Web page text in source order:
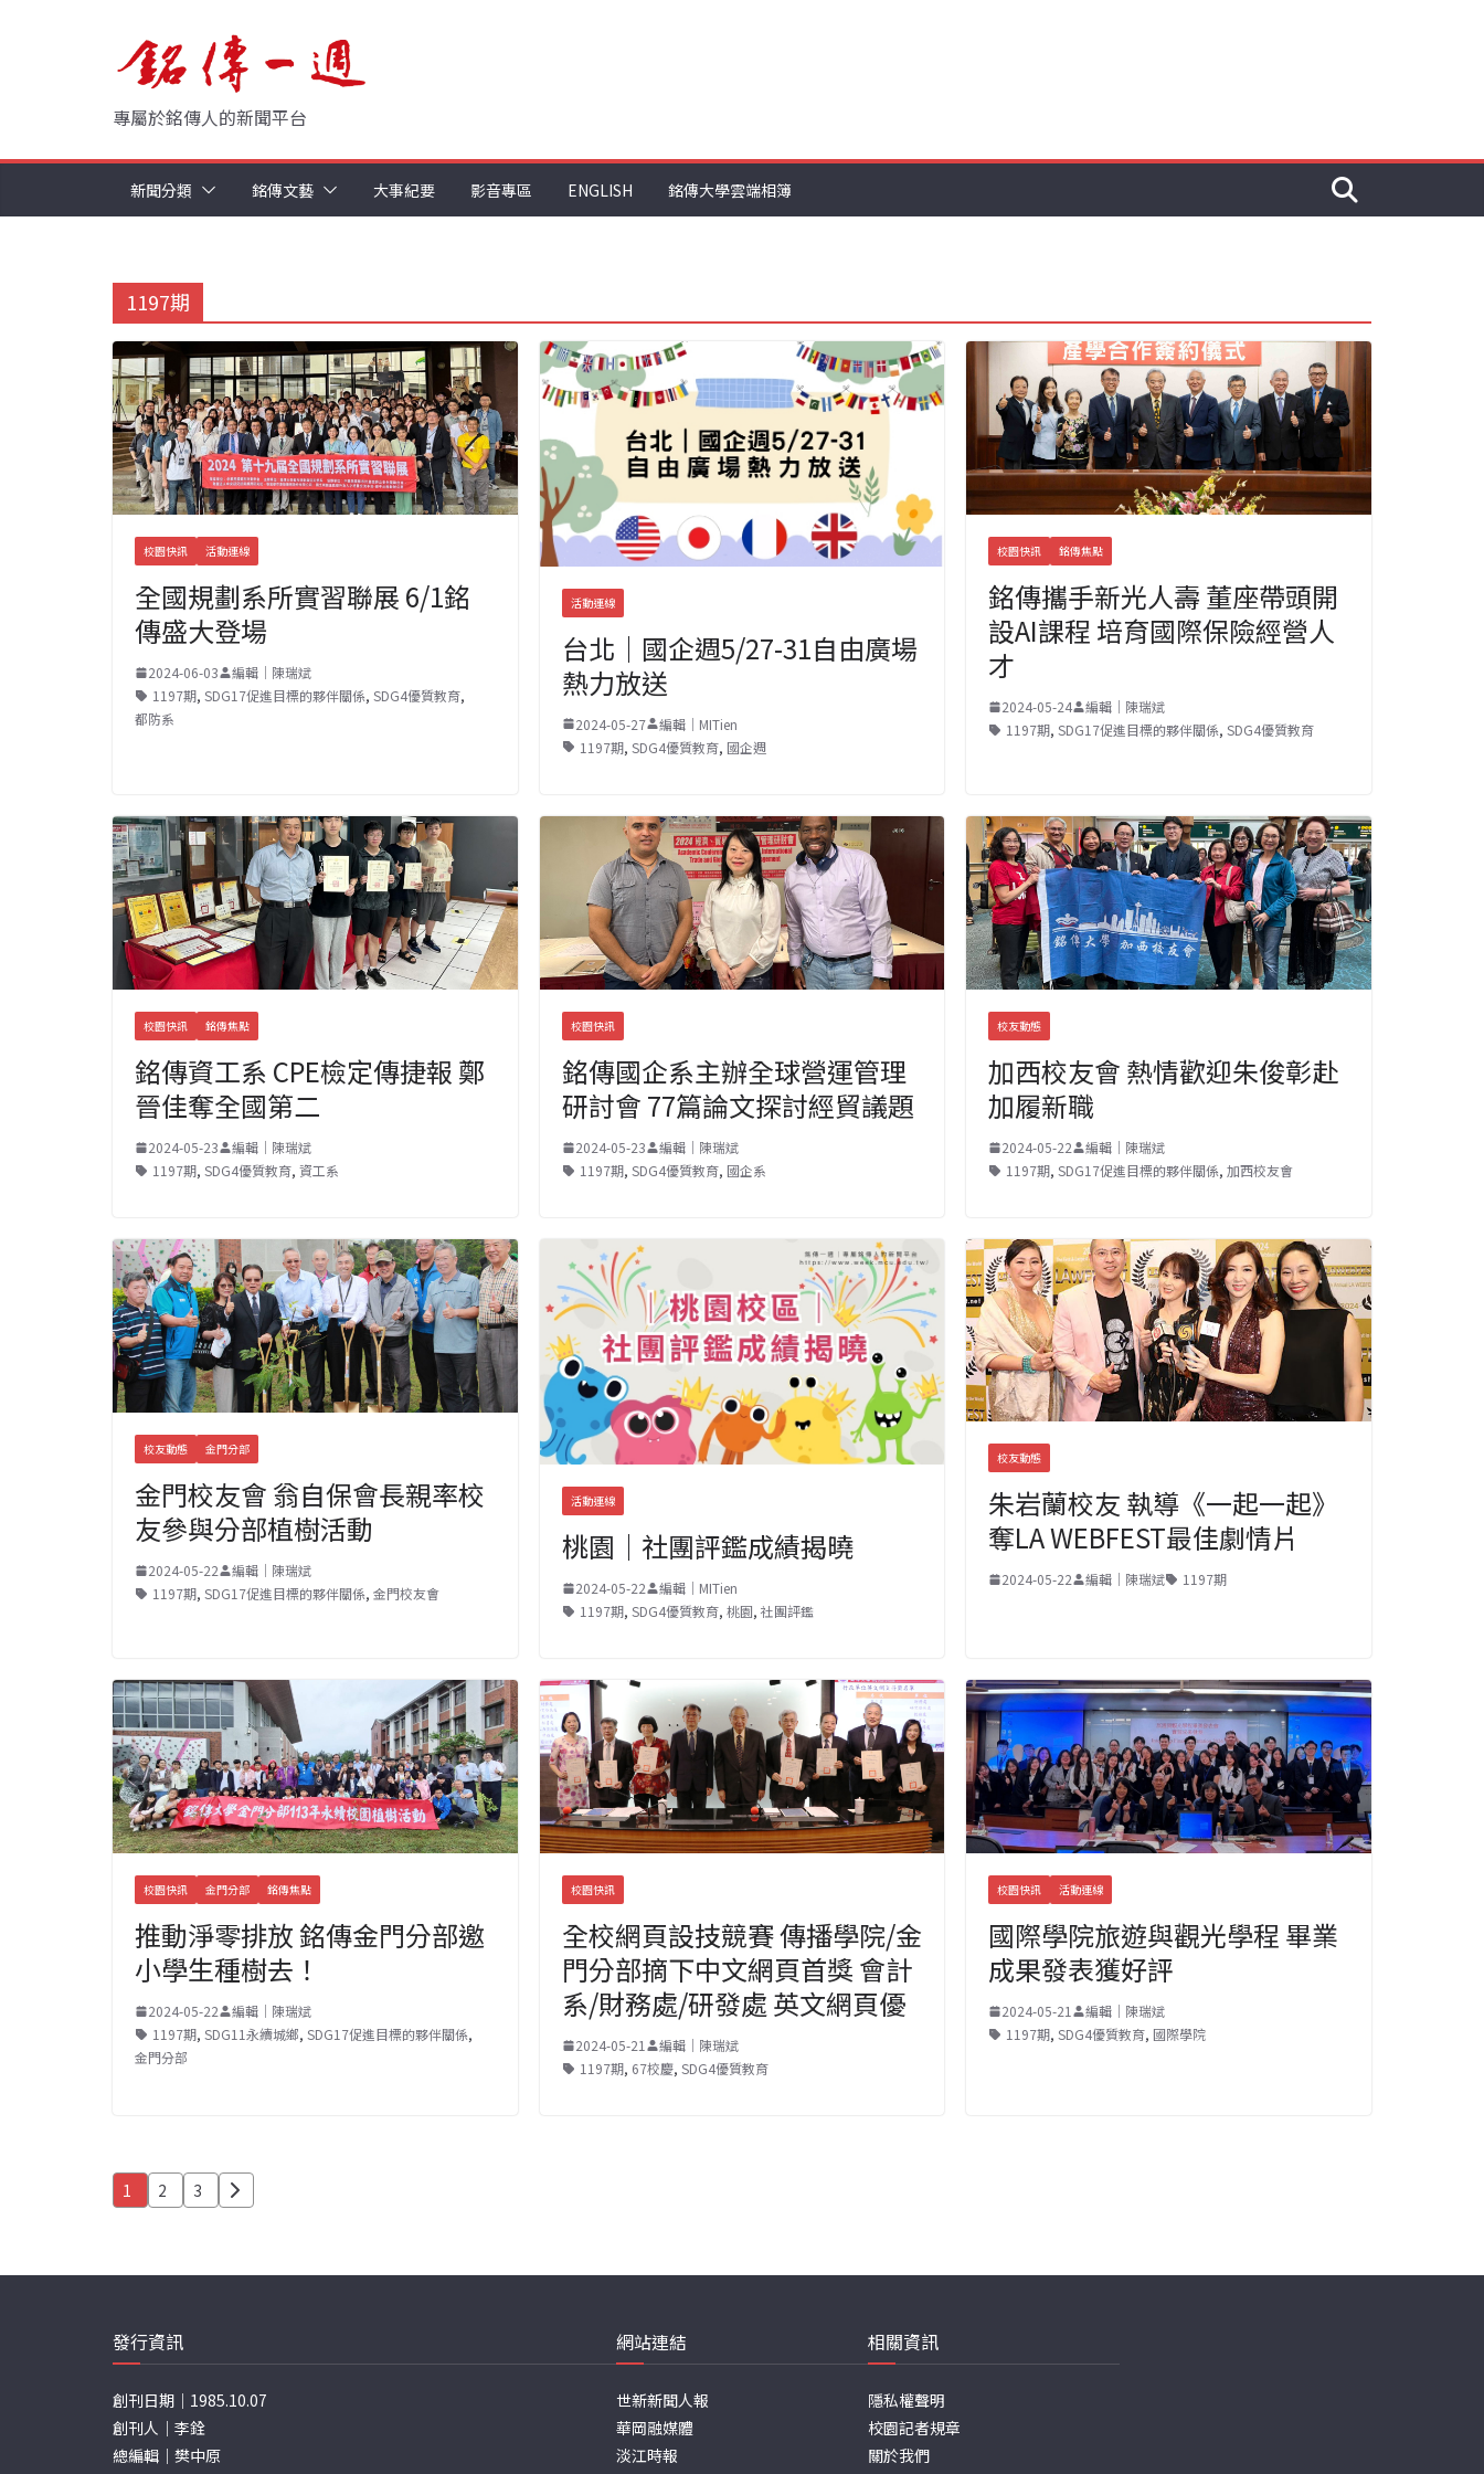
專屬於銘傳人的新聞平台
新聞分類 銘傳文藝 大事紀要 影音專區 ENGLISH 銘傳大學雲端相簿
1197期
校園快訊 活動連線
全國規劃系所實習聯展 6/1銘
傳盛大登場
2024-06-03
編輯｜陳瑞斌
1197期, SDG17促進目標的夥伴關係, SDG4優質教育,
都防系
活動連線
台北｜國企週5/27-31自由廣場
熱力放送
2024-05-27
編輯｜MITien
1197期, SDG4優質教育, 國企週
校園快訊 銘傳焦點
銘傳攜手新光人壽 董座帶頭開
設AI課程 培育國際保險經營人
才
2024-05-24
編輯｜陳瑞斌
1197期,SDG17促進目標的夥伴關係,SDG4優質教育
校園快訊 銘傳焦點
銘傳資工系 CPE檢定傳捷報 鄭
晉佳奪全國第二
2024-05-23
編輯｜陳瑞斌
1197期, SDG4優質教育, 資工系
校園快訊
銘傳國企系主辦全球營運管理
研討會 77篇論文探討經貿議題
2024-05-23
編輯｜陳瑞斌
1197期, SDG4優質教育, 國企系
校友動態
加西校友會 熱情歡迎朱俊彰赴
加履新職
2024-05-22
編輯｜陳瑞斌
1197期,SDG17促進目標的夥伴關係,加西校友會
校友動態 金門分部
金門校友會 翁自保會長親率校
友參與分部植樹活動
2024-05-22
編輯｜陳瑞斌
1197期, SDG17促進目標的夥伴關係, 金門校友會
活動連線
桃園｜社團評鑑成績揭曉
2024-05-22
編輯｜MITien
1197期, SDG4優質教育, 桃園, 社團評鑑
校友動態
朱岩蘭校友 執導《一起一起》
奪LA WEBFEST最佳劇情片
2024-05-22 編輯｜陳瑞斌 1197期
校園快訊 金門分部 銘傳焦點
推動淨零排放 銘傳金門分部邀
小學生種樹去！
2024-05-22
編輯｜陳瑞斌
1197期, SDG11永續城鄉, SDG17促進目標的夥伴關係,
金門分部
校園快訊
全校網頁設技競賽 傳播學院/金
門分部摘下中文網頁首獎 會計
系/財務處/研發處 英文網頁優
2024-05-21
編輯｜陳瑞斌
1197期, 67校慶, SDG4優質教育
校園快訊 活動連線
國際學院旅遊與觀光學程 畢業
成果發表獲好評
2024-05-21
編輯｜陳瑞斌
1197期,SDG4優質教育, 國際學院
文
分
頁
1 2 3
發行資訊
創刊日期｜1985.10.07
創刊人｜李銓
總編輯｜樊中原
網站連結
世新新聞人報
華岡融媒體
淡江時報
相關資訊
隱私權聲明
校園記者規章
關於我們